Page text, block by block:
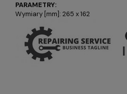
PARAMETRY:
Wymiary [mm]: 265 x 162